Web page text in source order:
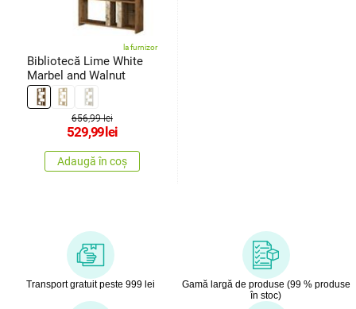
la furnizor
Bibliotecă Lime White
Marbel and Walnut
656,99 lei
529,99 lei
Adaugă în coș
Transport gratuit peste 999 lei
Gamă largă de produse (99 % produse
în stoc)